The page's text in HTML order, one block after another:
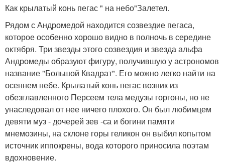
Как крылатый конь пегас " на небо"Залетел.
Рядом с Андромедой находится созвездие пегаса,
которое особенно хорошо видно в полночь в середине
октября. Три звезды этого созвездия и звезда альфа
Андромеды образуют фигуру, получившую у астрономов
название "Большой Квадрат". Его можно легко найти на
осеннем небе. Крылатый конь пегас возник из
обезглавленного Персеем тела медузы горгоны, но не
унаследовал от нее ничего плохого. Он был любимцем
девяти муз - дочерей зев -са и богини памяти
мнемозины, на склоне горы геликон он выбил копытом
источник иппокрены, вода которого приносила поэтам
вдохновение.